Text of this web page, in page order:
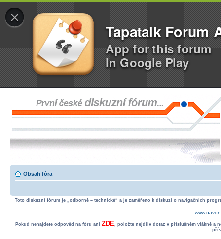
×
Tapatalk Forum
App for this forum
In Google Play
Obsah fóra
Toto diskuzní fórum je „odborně – technické“ a je zaměřeno k diskuzi o navigačních
Pokud nenajdete odpověď na fóru ani ZDE, položte nejdřív dotaz v příslušném vlákně a